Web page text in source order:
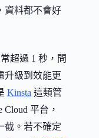
資料都不會好
超過 1 秒，問
升級到效能更
Kinsta 這類管
Cloud 平台，
截。若不確定